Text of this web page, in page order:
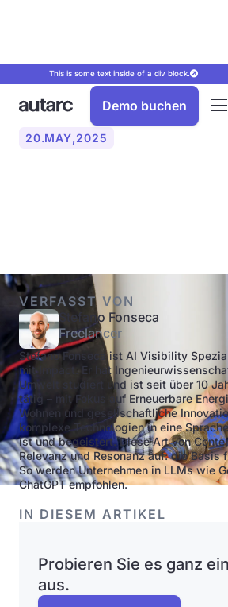
This is some text inside of a div block.
Demo buchen
20.MAY,2025
VERFASST VON
Stefano Fonseca
Freelancer
Stefano Fonseca ist AI Visibility
mit Impact. Er hat
Umwelt studiert und ist seit über 10
tätig – mit Fokus auf Erneuerbare
Wohnen und gesellschaftliche
komplexe Technologien in eine
ist und begeistert. Diese Art von
Relevanz und Resonanz auf: die Basis
So werden Unternehmen in LLMs wie
ChatGPT empfohlen.
IN DIESEM ARTIKEL
Probieren Sie es ganz
aus.